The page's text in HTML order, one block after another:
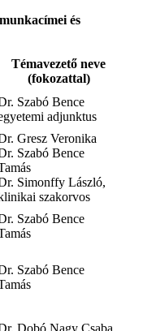
és
Témavezető neve
(fokozattal)
Szabó Bence
adjunktus
Gresz Veronika
Szabó Bence
Simonffy László,
szakorvos
Szabó Bence
Szabó Bence
Dobó Nagy Csaba